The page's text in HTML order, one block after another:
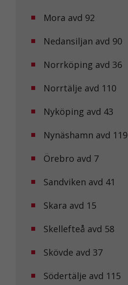
Mora avd 92
Nedansiljan avd 90
Norrköping avd 36
Norrtälje avd 110
Nyköping avd 43
Nynäshamn avd 119
Örebro avd 7
Sandviken avd 41
Skara avd 15
Skellefteå avd 58
Skövde avd 37
Södertälje avd 115